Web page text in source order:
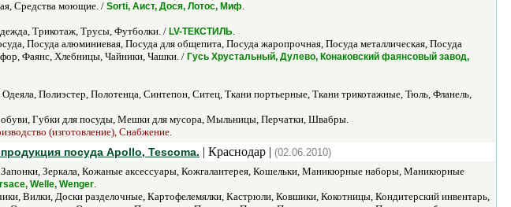
Средства моющие. / Sorti, Аист, Дося, Лотос, Миф.
Трикотаж, Трусы, Футболки. / LV-ТЕКСТИЛЬ.
Посуда алюминиевая, Посуда для общепита, Посуда жаропрочная, Посуда металлическая, Посуда
Фаянс, Хлебницы, Чайники, Чашки. / Гусь Хрустальный, Дулево, Конаковский фаянсовый завод,
Полиэстер, Полотенца, Синтепон, Ситец, Ткани портьерные, Ткани трикотажные, Тюль, Фланель,
Губки для посуды, Мешки для мусора, Мыльницы, Перчатки, Швабры.
(изготовление), Снабжение.
посуда Apollo, Tescoma. | Краснодар | (02.06.2010)
Зеркала, Кожаные аксессуары, Кожгалантерея, Кошельки, Маникюрные наборы, Маникюрные
Welle, Wenger.
Вилки, Доски разделочные, Картофелемялки, Кастрюли, Ковшики, Кокотницы, Кондитерский инвентарь,